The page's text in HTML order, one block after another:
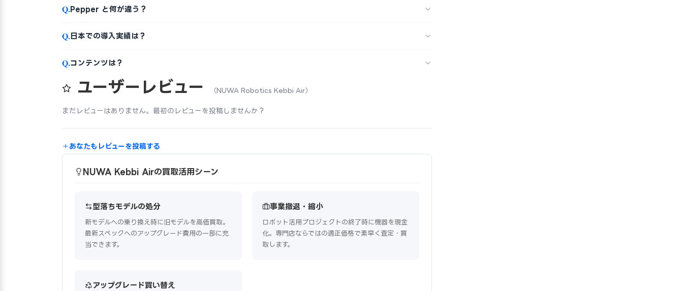
Q.Pepper と何が違う？
Q.日本での導入実績は？
Q.コンテンツは？
ユーザーレビュー （NUWA Robotics Kebbi Air）
まだレビューはありません。最初のレビューを投稿しませんか？
あなたもレビューを投稿する
NUWA Kebbi Airの買取活用シーン
型落ちモデルの処分
新モデルへの乗り換え時に旧モデルを高価買取。
最新スペックへのアップグレード費用の一部に充
当できます。
事業撤退・縮小
ロボット活用プロジェクトの終了時に機器を現金
化。専門店ならではの適正価格で素早く査定・買
取します。
アップグレード買い替え